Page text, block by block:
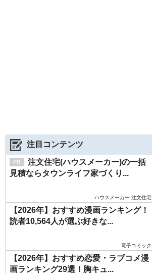
注目コンテンツ
注文住宅(ハウスメーカー)の一括
見積ならタウンライフ家づくり...
ハウスメーカー 注文住宅
【2026年】おすすめ漫画ランキング！
読者10,564人が選ぶ好きな...
電子コミック
【2026年】おすすめ恋愛・ラブコメ漫
画ランキング29選！胸キュ...